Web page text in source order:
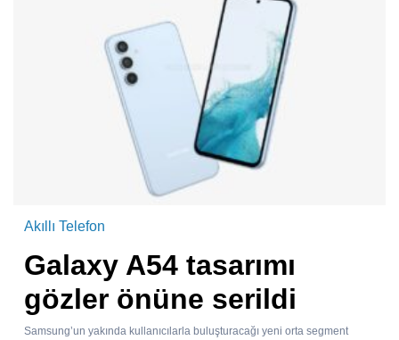
Akıllı Telefon
Galaxy A54 tasarımı
gözler önüne serildi
Samsung’un yakında kullanıcılarla buluşturacağı yeni orta segment